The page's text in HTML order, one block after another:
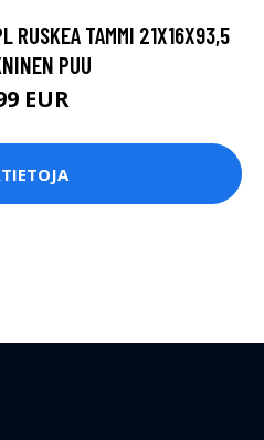
RUSKEA TAMMI 21X16X93,5
PUU
EUR